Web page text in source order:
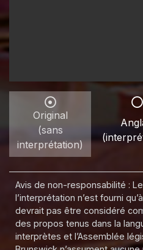
Original
(sans
interprétation)
Avis de non-responsabilité :
l’interprétation n’est fourni
devrait pas être considéré
des propos tenus dans la
interprètes et l’Assemblée